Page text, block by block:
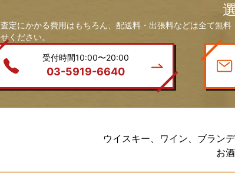
査定にかかる費用はもちろん、配送料・出張料などは全て無
せください。
受付時間10:00〜20:00
03-5919-6640
ウイスキー、ワイン、ブラン
お